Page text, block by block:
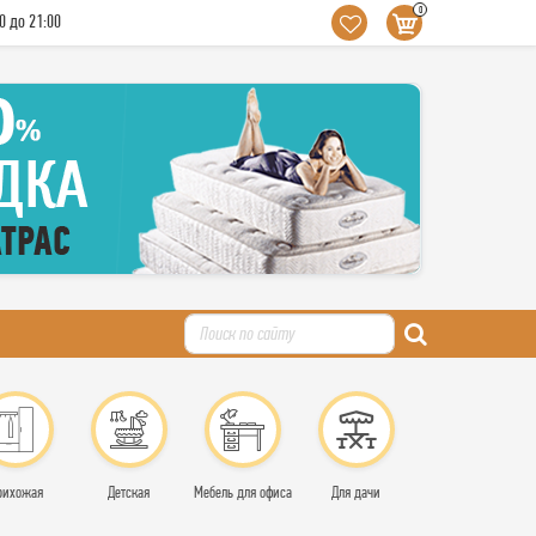
до 21:00
0
Детская Мебель для офиса Для дачи